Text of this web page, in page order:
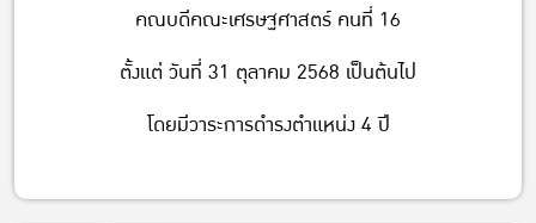
คณบดีคณะเศรษฐศาสตร์ คนที่ 16
ตั้งแต่ วันที่ 31 ตุลาคม 2568 เป็นต้นไป
โดยมีวาระการดำรงตำแหน่ง 4 ปี